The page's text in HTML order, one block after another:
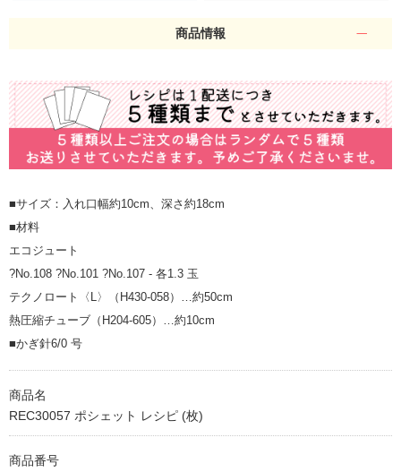
商品情報
■サイズ：入れ口幅約10cm、深さ約18cm
■材料
エコジュート
?No.108 ?No.101 ?No.107 - 各1.3 玉
テクノロート〈L〉（H430-058）…約50cm
熱圧縮チューブ（H204-605）…約10cm
■かぎ針6/0 号
商品名
REC30057 ポシェット レシピ (枚)
商品番号